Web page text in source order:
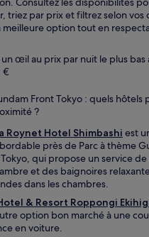
triez par prix et filtrez selon vos
meilleure option tout en
œil au prix par nuit le plus bas
€
Front Tokyo : quels hôtels
?
Roynet Hotel Shimbashi est
près de Parc à thème
qui propose un service de
et des baignoires
dans les chambres.
& Resort Roppongi
option bon marché à une
en voiture.